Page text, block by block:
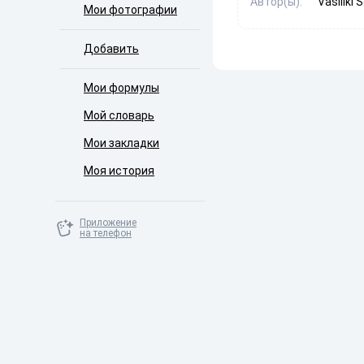
Мои фотографии
Добавить
Мои формулы
Мой словарь
Мои закладки
Моя история
Приложение
на телефон